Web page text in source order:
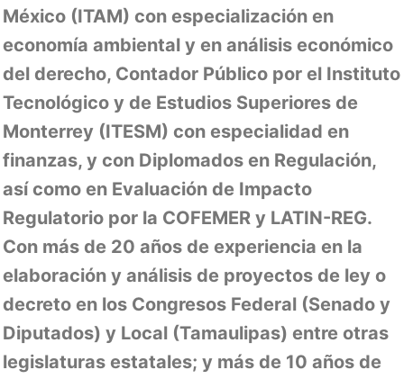
México (ITAM) con especialización en
economía ambiental y en análisis económico
del derecho, Contador Público por el Instituto
Tecnológico y de Estudios Superiores de
Monterrey (ITESM) con especialidad en
finanzas, y con Diplomados en Regulación,
así como en Evaluación de Impacto
Regulatorio por la COFEMER y LATIN-REG.
Con más de 20 años de experiencia en la
elaboración y análisis de proyectos de ley o
decreto en los Congresos Federal (Senado y
Diputados) y Local (Tamaulipas) entre otras
legislaturas estatales; y más de 10 años de